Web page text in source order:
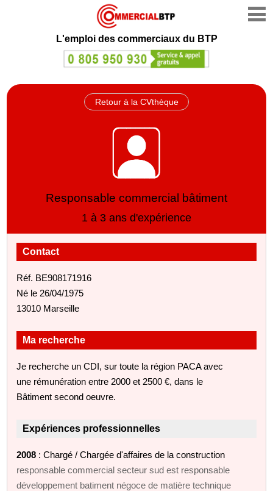
L'emploi des commerciaux du BTP
Retour à la CVthèque
Responsable commercial bâtiment
1 à 3 ans d'expérience
Contact
Réf. BE908171916
Né le 26/04/1975
13010 Marseille
Ma recherche
Je recherche un CDI, sur toute la région PACA avec
une rémunération entre 2000 et 2500 €, dans le
Bâtiment second oeuvre.
Expériences professionnelles
2008 : Chargé / Chargée d'affaires de la construction
responsable commercial secteur sud est responsable
développement batiment négoce de matière technique